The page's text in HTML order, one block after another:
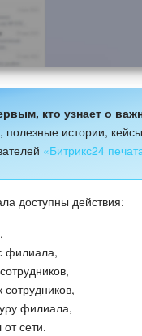
кто узнает о
полезные истории,
«Битрикс24
доступны действия:
филиала,
сотрудников,
филиала,
сети.